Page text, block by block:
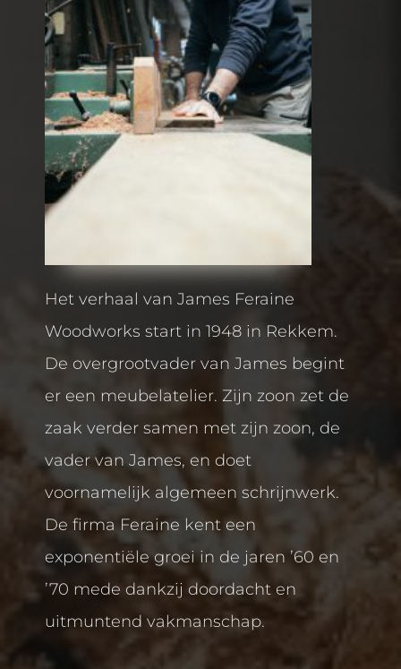
Het verhaal van James Feraine
Woodworks start in 1948 in Rekkem.
De overgrootvader van James begint
er een meubelatelier. Zijn zoon zet de
zaak verder samen met zijn zoon, de
vader van James, en doet
voornamelijk algemeen schrijnwerk.
De firma Feraine kent een
exponentiële groei in de jaren ’60 en
’70 mede dankzij doordacht en
uitmuntend vakmanschap.